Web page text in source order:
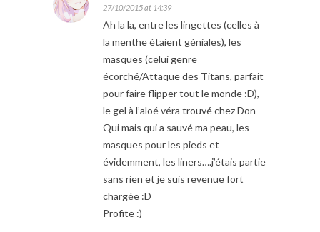
27/10/2015 at 14:39
Ah la la, entre les lingettes (celles à
la menthe étaient géniales), les
masques (celui genre
écorché/Attaque des Titans, parfait
pour faire flipper tout le monde :D),
le gel à l’aloé véra trouvé chez Don
Qui mais qui a sauvé ma peau, les
masques pour les pieds et
évidemment, les liners….j’étais partie
sans rien et je suis revenue fort
chargée :D
Profite :)